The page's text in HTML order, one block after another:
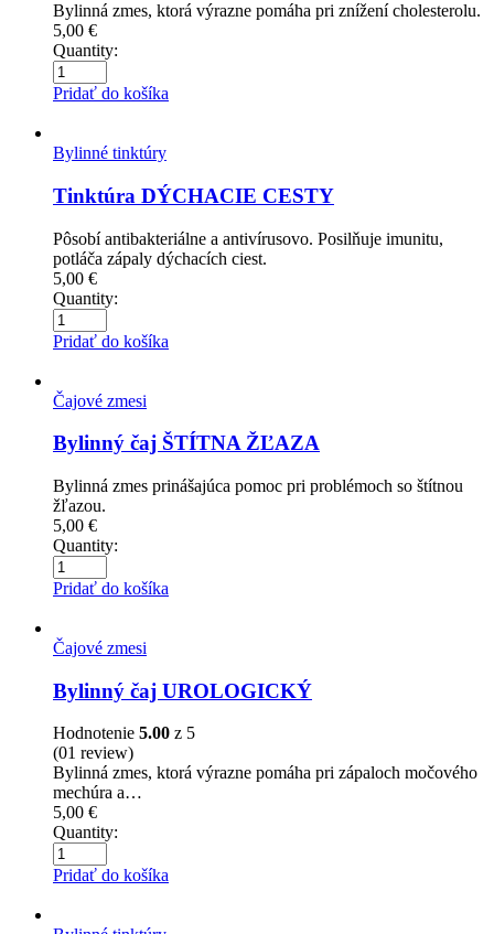
Bylinná zmes, ktorá výrazne pomáha pri znížení cholesterolu.
5,00 €
Quantity:
Pridať do košíka
Bylinné tinktúry
Tinktúra DÝCHACIE CESTY
Pôsobí antibakteriálne a antivírusovo. Posilňuje imunitu,
potláča zápaly dýchacích ciest.
5,00 €
Quantity:
Pridať do košíka
Čajové zmesi
Bylinný čaj ŠTÍTNA ŽĽAZA
Bylinná zmes prinášajúca pomoc pri problémoch so štítnou
žľazou.
5,00 €
Quantity:
Pridať do košíka
Čajové zmesi
Bylinný čaj UROLOGICKÝ
Hodnotenie 5.00 z 5
(01 review)
Bylinná zmes, ktorá výrazne pomáha pri zápaloch močového
mechúra a…
5,00 €
Quantity:
Pridať do košíka